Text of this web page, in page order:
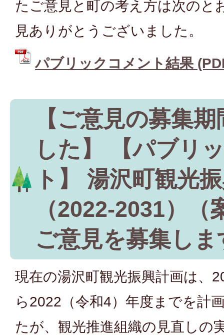
たご意見と町の考え方は次のと
見ありがとうございました。
パブリックコメント結果
【ご意見の募集
した】 【パブリ
ト】 湯沢町観光
（2022-2031）
ご意見を募集しま
現在の湯沢町観光振興計画は、
ら2022（令和4）年度までを計
たが、観光推進組織の見直しの